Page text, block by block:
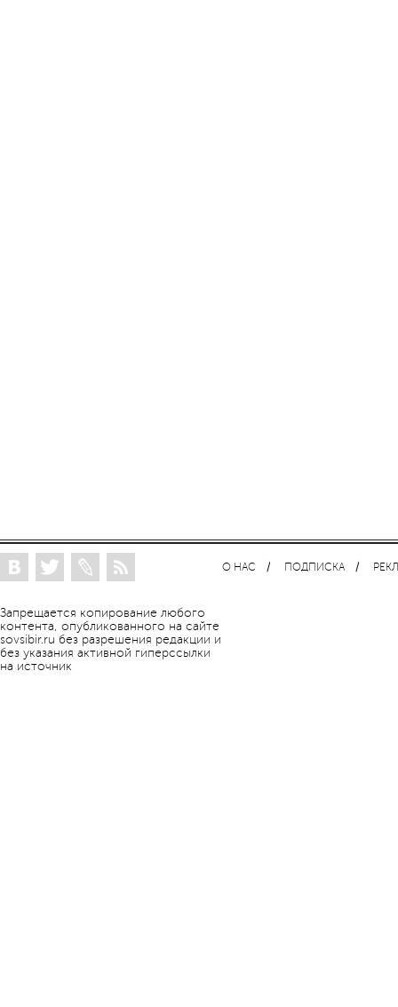
Запрещается копирование любого
контента, опубликованного на сайте
sovsibir.ru без разрешения редакции и
без указания активной гиперссылки
на источник
О НАС ПОДПИСКА